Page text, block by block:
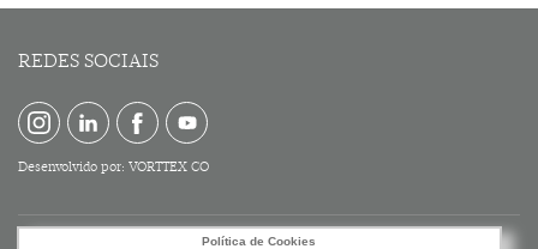
Política de Cookies
REDES SOCIAIS
Desenvolvido por: VORTTEX CO